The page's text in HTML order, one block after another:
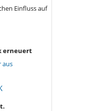
Einfluss auf
erneuert
aus